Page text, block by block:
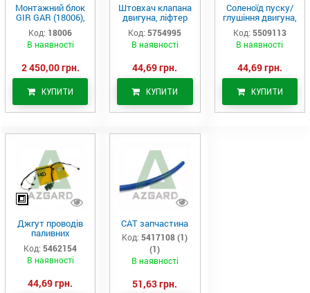
Монтажний блок
GIR GAR (18006),
Аналог
Код: 18006
В наявності
2 450,00 грн.
КУПИТИ
Штовхач клапана
двигуна, ліфтер
(575-4995)
Код: 5754995
В наявності
44,69 грн.
КУПИТИ
Соленоїд пуску/
глушіння двигуна,
актуатор (550-
9113)
Код: 5509113
В наявності
44,69 грн.
КУПИТИ
Джгут проводів
паливних
форсунок CAT
C7/C9 (546-2154)
Код: 5462154
В наявності
44,69 грн.
САТ запчастина
Код: 5417108 (1)
(1)
В наявності
51,63 грн.